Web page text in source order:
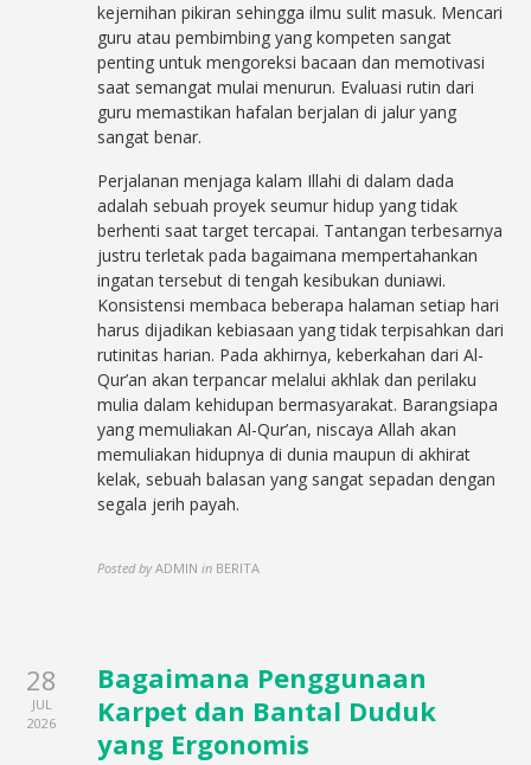
kejernihan pikiran sehingga ilmu sulit masuk. Mencari
guru atau pembimbing yang kompeten sangat
penting untuk mengoreksi bacaan dan memotivasi
saat semangat mulai menurun. Evaluasi rutin dari
guru memastikan hafalan berjalan di jalur yang
sangat benar.
Perjalanan menjaga kalam Illahi di dalam dada
adalah sebuah proyek seumur hidup yang tidak
berhenti saat target tercapai. Tantangan terbesarnya
justru terletak pada bagaimana mempertahankan
ingatan tersebut di tengah kesibukan duniawi.
Konsistensi membaca beberapa halaman setiap hari
harus dijadikan kebiasaan yang tidak terpisahkan dari
rutinitas harian. Pada akhirnya, keberkahan dari Al-
Qur’an akan terpancar melalui akhlak dan perilaku
mulia dalam kehidupan bermasyarakat. Barangsiapa
yang memuliakan Al-Qur’an, niscaya Allah akan
memuliakan hidupnya di dunia maupun di akhirat
kelak, sebuah balasan yang sangat sepadan dengan
segala jerih payah.
Posted by ADMIN in BERITA
28
JUL
2026
Bagaimana Penggunaan
Karpet dan Bantal Duduk
yang Ergonomis